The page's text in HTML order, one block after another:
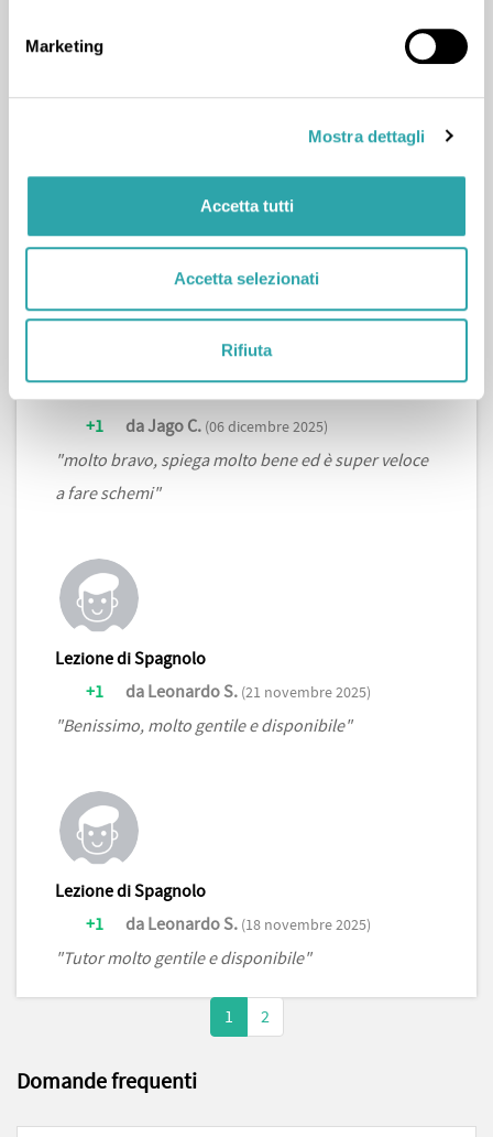
Marketing
Mostra dettagli
Accetta tutti
Accetta selezionati
Rifiuta
"Mi sono trovato molto bene, molto gentile e
Lezione di Storia dell'arte
+1
da Jago C. (06 dicembre 2025)
"molto bravo, spiega molto bene ed è super veloce
a fare schemi"
Lezione di Spagnolo
+1
da Leonardo S. (21 novembre 2025)
"Benissimo, molto gentile e disponibile"
Lezione di Spagnolo
+1
da Leonardo S. (18 novembre 2025)
"Tutor molto gentile e disponibile"
1 2
Domande frequenti